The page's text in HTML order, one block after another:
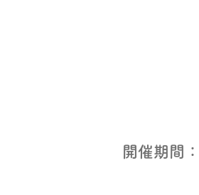
開催期間：